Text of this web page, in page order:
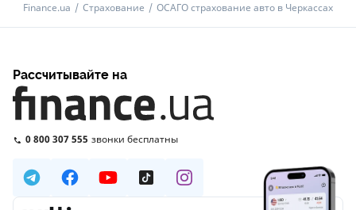
Finance.ua Страхование ОСАГО страхование авто в Черкассах
Рассчитывайте на
0 800 307 555 звонки бесплатны